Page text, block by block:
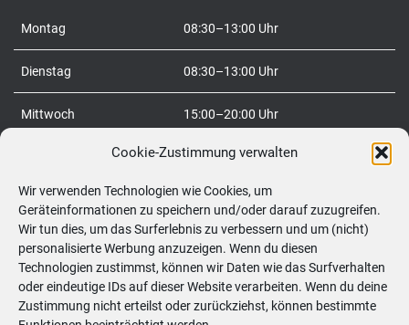
Cookie-Zustimmung verwalten
Wir verwenden Technologien wie Cookies, um
Geräteinformationen zu speichern und/oder darauf zuzugreifen.
Wir tun dies, um das Surferlebnis zu verbessern und um (nicht)
personalisierte Werbung anzuzeigen. Wenn du diesen
Technologien zustimmst, können wir Daten wie das Surfverhalten
oder eindeutige IDs auf dieser Website verarbeiten. Wenn du deine
Zustimmung nicht erteilst oder zurückziehst, können bestimmte
Montag 08:30–13:00 Uhr
Dienstag 08:30–13:00 Uhr
Mittwoch 15:00–20:00 Uhr
08:30–20:00 Uhr
Freitag 08:30–20:00 Uhr
Samstag 09:00–12:00 Uhr
So geschlossen